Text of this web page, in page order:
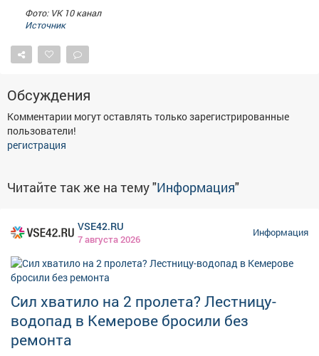
Товары Поздравления Погода
Фото: VK 10 канал
Источник
Обсуждения
Комментарии могут оставлять только зарегистрированные
пользователи!
регистрация
Читайте так же на тему "Информация"
VSE42.RU
7 августа 2026
Информация
Сил хватило на 2 пролета? Лестницу-
водопад в Кемерове бросили без
ремонта